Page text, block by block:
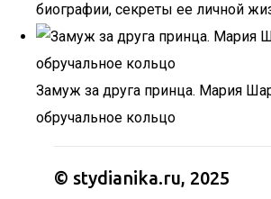
биографии, секреты ее личной
Замуж за друга принца. Мария
обручальное кольцо
© stydianika.ru, 2025